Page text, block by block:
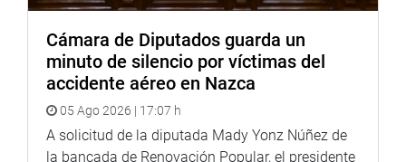
población que se mantiene, en numerosos casos,
viviendo en carpas expuestos a las inclemencias del
clima, contaminación, enfermedades y sufrimiento.
Lo mismo hicieron, entre otros, los congresistas Marisol
Espinoza (APP), Mártires Lizana (FP), Milagros Takayama
Cámara de Diputados guarda un
minuto de silencio por víctimas del
accidente aéreo en Nazca
05 Ago 2026 | 17:07 h
A solicitud de la diputada Mady Yonz Núñez de
la bancada de Renovación Popular, el presidente